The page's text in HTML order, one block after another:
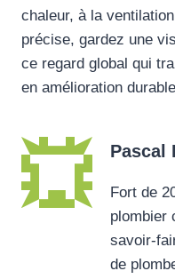
chaleur, à la
précise, gardez une
ce regard global qui
en amélioration
Pascal
Fort de
plombier
savoir-
de